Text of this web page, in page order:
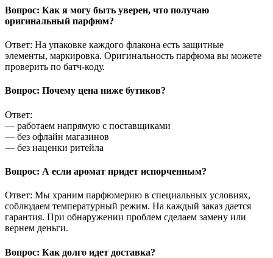
Вопрос: Как я могу быть уверен, что получаю
оригинальный парфюм?
Ответ: На упаковке каждого флакона есть защитные
элементы, маркировка. Оригинальность парфюма вы можете
проверить по батч-коду.
Вопрос: Почему цена ниже бутиков?
Ответ:
— работаем напрямую с поставщиками
— без офлайн магазинов
— без наценки ритейла
Вопрос: А если аромат придет испорченным?
Ответ: Мы храним парфюмерию в специальных условиях,
соблюдаем температурный режим. На каждый заказ дается
гарантия. При обнаружении проблем сделаем замену или
вернем деньги.
Вопрос: Как долго идет доставка?